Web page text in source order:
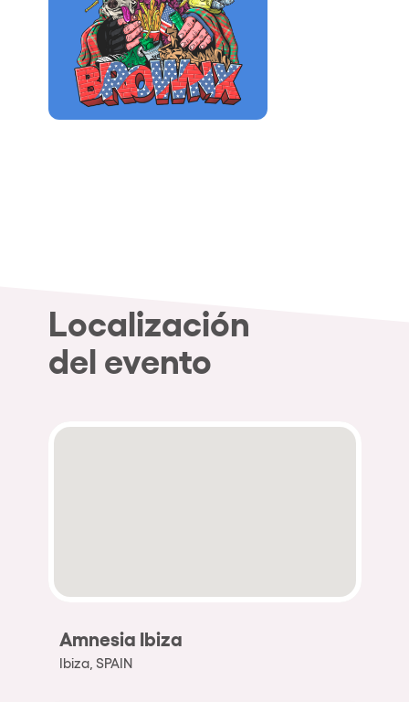
Síguenos en tiktok
Síguenos en facebook
Síguenos en instagram
Síguenos en twitter
Síguenos en linkedin
Síguenos en youtube
Política de Privacidad
Política de Cookies
Localización
del evento
Amnesia Ibiza
Ibiza, SPAIN